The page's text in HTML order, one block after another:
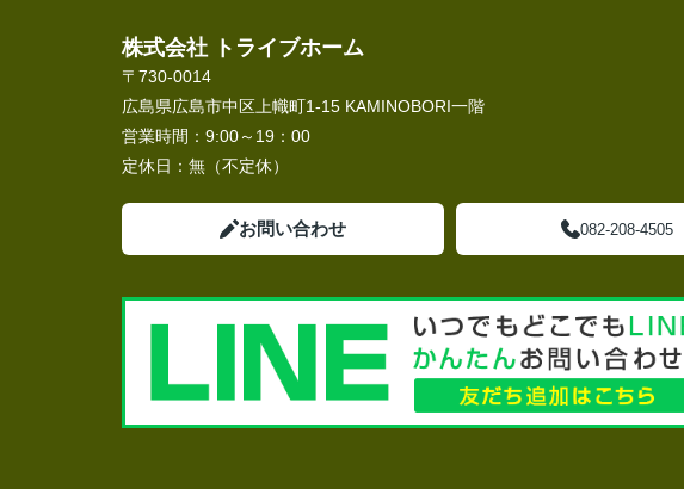
株式会社 トライブホーム
〒730-0014
広島県広島市中区上幟町1-15 KAMINOBORI一階
営業時間： 9:00～19：00
定休日： 無（不定休）
お問い合わせ 082-208-4505